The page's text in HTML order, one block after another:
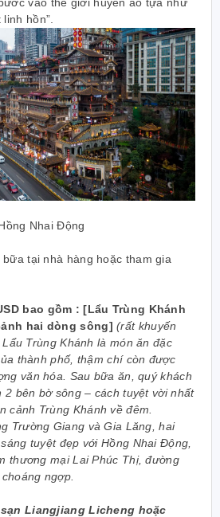
hồn”.
Nhai Động
tại nhà hàng hoặc tham gia
bao gồm : [Lẩu Trùng Khánh
hai dòng sông] (rất khuyến
Trùng Khánh là món ăn đặc
thành phố, thậm chí còn được
văn hóa. Sau bữa ăn, quý khách
2 bên bờ sông – cách tuyệt vời nhất
cảnh Trùng Khánh về đêm.
Trường Giang và Gia Lăng, hai
tuyệt đẹp với Hồng Nhai Động,
thương mại Lai Phúc Thị, đường
ngợp.
Liangjiang Licheng hoặc